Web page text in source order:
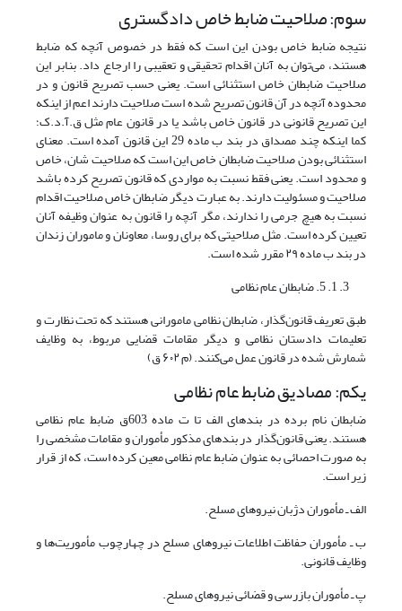
سوم: صلاحیت ضابط خاص دادگستری
نتیجه ضابط خاص بودن این است که فقط در خصوص آنچه که ضابط
هستند، می‌توان به آنان اقدام تحقیقی و تعقیبی را ارجاع داد. بنابر این
صلاحیت ضابطان خاص استثنائی است. یعنی حسب تصریح قانون و در
محدوده آنچه در آن قانون تصریح شده است صلاحیت دارند اعم از اینکه
این تصریح قانونی در قانون خاص باشد یا در قانون عام مثل ق.آ.د.ک؛
کما اینکه چند مصداق در بند ب ماده 29 این قانون آمده است. معنای
استثنائی بودن صلاحیت ضابطان خاص این است که صلاحیت شان، خاص
و محدود است. یعنی فقط نسبت به مواردی که قانون تصریح کرده باشد
صلاحیت و مسئولیت دارند. به عبارت دیگر ضابطان خاص صلاحیت اقدام
نسبت به هیچ جرمی را ندارند، مگر آنچه را قانون به عنوان وظیفه آنان
تعیین کرده است. مثل صلاحیتی که برای روسا، معاونان و ماموران زندان
در بند ب ماده ۲۹ مقرر شده است.
1. 5. ضابطان عام نظامی
طبق تعریف قانون‌گذار، ضابطان نظامی مامورانی هستند که تحت نظارت و
تعلیمات دادستان نظامی و دیگر مقامات قضایی مربوط، به وظایف
شمارش شده در قانون عمل می‌کنند. (م ۶۰۲ ق)
یکم: مصادیق ضابط عام نظامی
ضابطان نام برده در بندهای الف تا ت ماده 603ق ضابط عام نظامی
هستند. یعنی قانون‌گذار در بندهای مذکور مأموران و مقامات مشخصی را
به صورت احصائی به عنوان ضابط عام نظامی معین کرده است، که از قرار
زیر است.
الف ـ مأموران دژبان نیروهای مسلح.
ب ـ مأموران حفاظت اطلاعات نیروهای مسلح در چهارچوب مأموریت‌ها و
وظایف قانونی.
پ ـ مأموران بازرسی و قضائی نیروهای مسلح.